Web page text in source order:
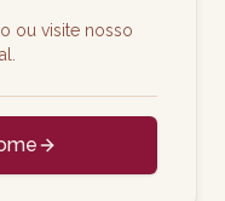
ou visite nosso